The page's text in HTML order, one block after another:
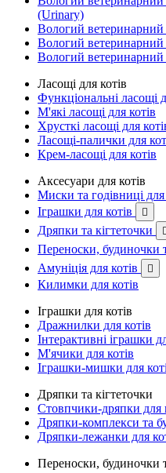
(Urinary)
Вологий
Вологий ветеринарний
Вологий ветеринарний
Ласощі для котів
Функціональні ласощі
М'які ласощі для котів
Хрусткі ласощі для
Ласощі-палички для
Крем-ласощі для котів
Аксесуари для котів
Миски та годівниці для
Іграшки для котів

Дряпки та кігтеточки 
Переноски, будиночки
Амуніція для котів 
Килимки для котів
Іграшки для котів
Дражнилки для котів
Інтерактивні іграшки
М'ячики для котів
Іграшки-мишки для
Дряпки та кігтеточки
Стовпчики-дряпки для
Дряпки-комплекси та
Дряпки-лежанки для
Переноски, будиночки